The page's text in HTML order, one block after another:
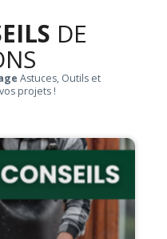
DE
Astuces, Outils et
projets !